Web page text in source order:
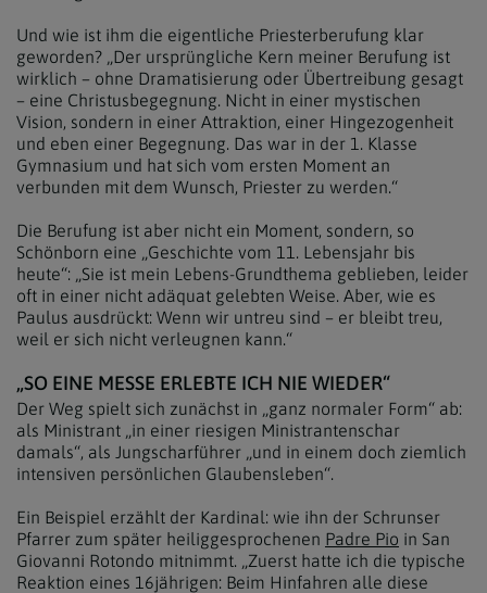
Und wie ist ihm die eigentliche Priesterberufung klar
geworden? „Der ursprüngliche Kern meiner Berufung ist
wirklich – ohne Dramatisierung oder Übertreibung gesagt
– eine Christusbegegnung. Nicht in einer mystischen
Vision, sondern in einer Attraktion, einer Hingezogenheit
und eben einer Begegnung. Das war in der 1. Klasse
Gymnasium und hat sich vom ersten Moment an
verbunden mit dem Wunsch, Priester zu werden.“
Die Berufung ist aber nicht ein Moment, sondern, so
Schönborn eine „Geschichte vom 11. Lebensjahr bis
heute“: „Sie ist mein Lebens-Grundthema geblieben, leider
oft in einer nicht adäquat gelebten Weise. Aber, wie es
Paulus ausdrückt: Wenn wir untreu sind – er bleibt treu,
weil er sich nicht verleugnen kann.“
„SO EINE MESSE ERLEBTE ICH NIE WIEDER“
Der Weg spielt sich zunächst in „ganz normaler Form“ ab:
als Ministrant „in einer riesigen Ministrantenschar
damals“, als Jungscharführer „und in einem doch ziemlich
intensiven persönlichen Glaubensleben“.
Ein Beispiel erzählt der Kardinal: wie ihn der Schrunser
Pfarrer zum später heiliggesprochenen Padre Pio in San
Giovanni Rotondo mitnimmt. „Zuerst hatte ich die typische
Reaktion eines 16jährigen: Beim Hinfahren alle diese